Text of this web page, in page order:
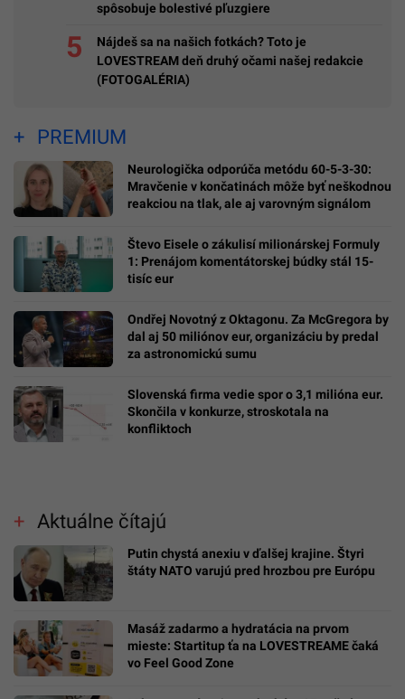
spôsobuje bolestivé pľuzgiere
Nájdeš sa na našich fotkách? Toto je
LOVESTREAM deň druhý očami našej redakcie
(FOTOGALÉRIA)
PREMIUM
Neurologička odporúča metódu 60-5-3-30:
Mravčenie v končatinách môže byť neškodnou
reakciou na tlak, ale aj varovným signálom
Števo Eisele o zákulisí milionárskej Formuly
1: Prenájom komentátorskej búdky stál 15-
tisíc eur
Ondřej Novotný z Oktagonu. Za McGregora by
dal aj 50 miliónov eur, organizáciu by predal
za astronomickú sumu
Slovenská firma vedie spor o 3,1 milióna eur.
Skončila v konkurze, stroskotala na
konfliktoch
Aktuálne čítajú
Putin chystá anexiu v ďalšej krajine. Štyri
štáty NATO varujú pred hrozbou pre Európu
Masáž zadarmo a hydratácia na prvom
mieste: Startitup ťa na LOVESTREAME čaká
vo Feel Good Zone